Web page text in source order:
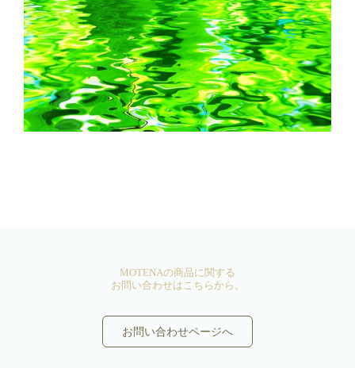
MOTENAの商品に関する
お問い合わせはこちらから。
お問い合わせページへ